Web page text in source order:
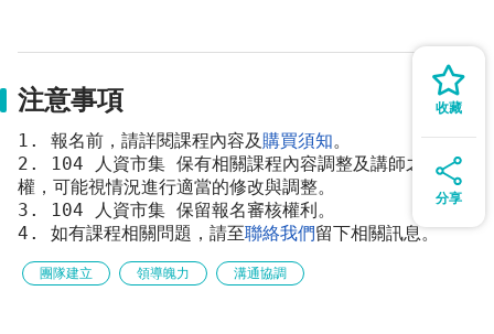
收藏
分享
注意事項
1. 報名前，請詳閱課程內容及購買須知。
2. 104 人資市集 保有相關課程內容調整及講師之變動
權，可能視情況進行適當的修改與調整。
3. 104 人資市集 保留報名審核權利。
4. 如有課程相關問題，請至聯絡我們留下相關訊息。
團隊建立 領導魄力 溝通協調